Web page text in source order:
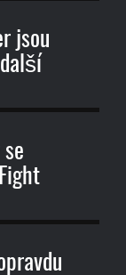
jsou